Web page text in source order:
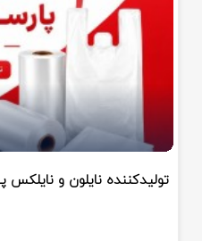
تولیدکننده نایلون و نایلکس